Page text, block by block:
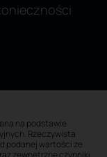
na podstawie
Rzeczywista
podanej wartości ze